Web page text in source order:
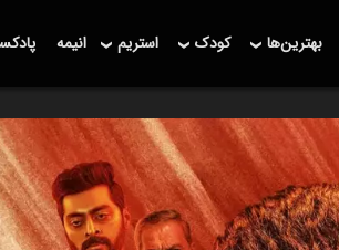
بهترین‌ها کودک استریم انیمه